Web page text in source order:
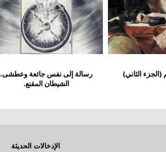
رسالة إلى نفس جائعة وعطشى.
الشيطان المقنع.
(الجزء الثاني)
الإدخالات الحديثة